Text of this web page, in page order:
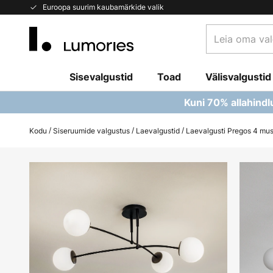
Euroopa suurim kaubamärkide valik
Skip
oma
Sisevalgustid Toad Välisvalgustid
Kuni 70%
Kodu Siseruumide valgustus Laevalgustid Laevalgusti Pregos 4
images